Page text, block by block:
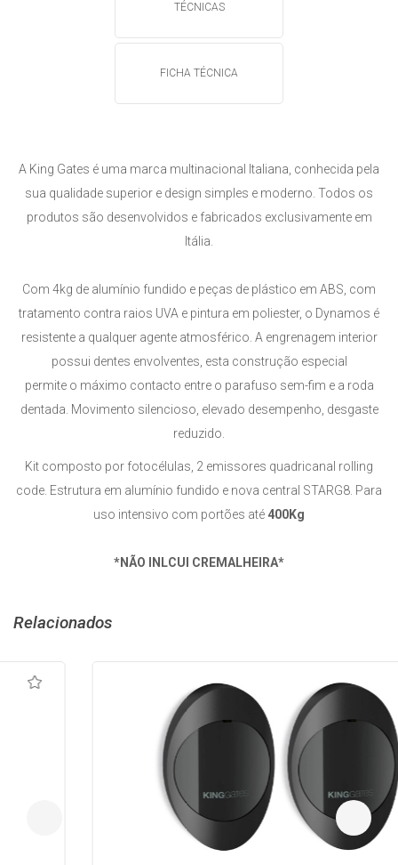
TÉCNICAS
FICHA TÉCNICA
A King Gates é uma marca multinacional Italiana, conhecida pela
sua qualidade superior e design simples e moderno. Todos os
produtos são desenvolvidos e fabricados exclusivamente em
Itália.
Com 4kg de alumínio fundido e peças de plástico em ABS, com
tratamento contra raios UVA e pintura em poliester, o Dynamos é
resistente a qualquer agente atmosférico. A engrenagem interior
possui dentes envolventes, esta construção especial
permite o máximo contacto entre o parafuso sem-fim e a roda
dentada. Movimento silencioso, elevado desempenho, desgaste
reduzido.
Kit composto por fotocélulas, 2 emissores quadricanal rolling
code. Estrutura em alumínio fundido e nova central STARG8. Para
uso intensivo com portões até 400Kg
*NÃO INLCUI CREMALHEIRA*
Relacionados